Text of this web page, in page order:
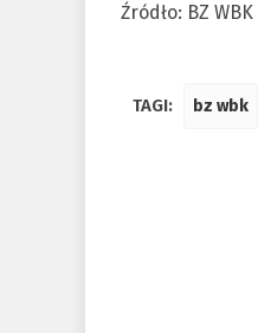
Źródło: BZ
TAGI: bz wbk